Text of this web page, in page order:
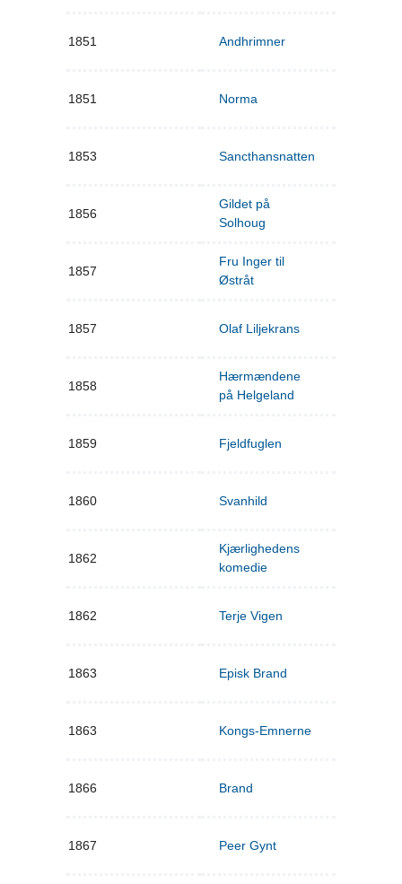
1851 Andhrimner
1851 Norma
1853 Sancthansnatten
1856
Gildet på
Solhoug
1857
Fru Inger til
Østråt
1857 Olaf Liljekrans
1858
Hærmændene
på Helgeland
1859 Fjeldfuglen
1860 Svanhild
1862
Kjærlighedens
komedie
1862 Terje Vigen
1863 Episk Brand
1863 Kongs-Emnerne
1866 Brand
1867 Peer Gynt